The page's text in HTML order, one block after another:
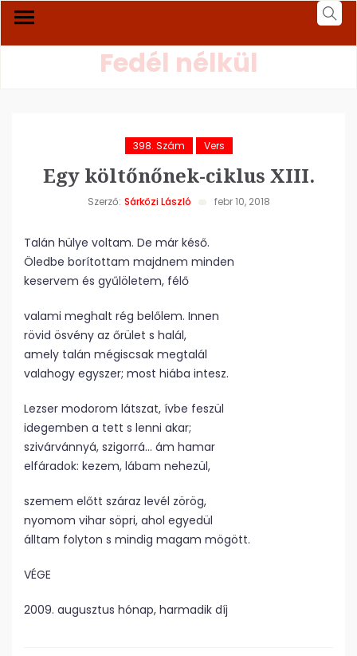
Fedél nélkül
398. Szám Vers
Egy költőnőnek-ciklus XIII.
Szerző: Sárközi László febr 10, 2018
Talán hülye voltam. De már késő.
Öledbe borítottam majdnem minden
keservem és gyűlöletem, félő
valami meghalt rég belőlem. Innen
rövid ösvény az őrület s halál,
amely talán mégiscsak megtalál
valahogy egyszer; most hiába intesz.
Lezser modorom látszat, ívbe feszül
idegemben a tett s lenni akar;
szivárvánnyá, szigorrá… ám hamar
elfáradok: kezem, lábam nehezül,
szemem előtt száraz levél zörög,
nyomom vihar söpri, ahol egyedül
álltam folyton s mindig magam mögött.
VÉGE
2009. augusztus hónap, harmadik díj